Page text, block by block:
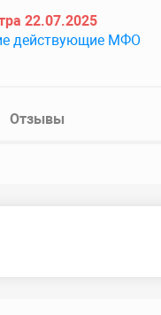
22.07.2025
действующие МФО
Отзывы